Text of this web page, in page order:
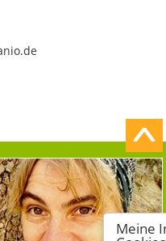
Meine